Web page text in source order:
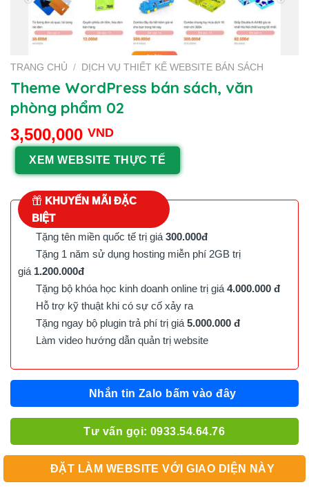
TRANG CHỦ / DỊCH VỤ THIẾT KẾ WEBSITE BÁN SÁCH
Theme WordPress bán sách, văn
phòng phẩm 02
3,500,000 VND
XEM WEBSITE THỰC TẾ
KHUYẾN MÃI ĐẶC
BIỆT
Tặng tên miền quốc tế trị giá 300.000đ
Tặng 1 năm sử dụng hosting miễn phí 2GB trị
giá 1.200.000đ
Tặng bộ khóa học kinh doanh online trị giá 4.000.000 đ
Hỗ trợ kỹ thuật khi có sự cố xảy ra
Tặng ngay bộ plugin trả phí trị giá 5.000.000 đ
Làm video hướng dẫn quản trị website
Nhắn tin Zalo bấm vào đây
Tư vấn gọi: 0933.54.64.76
ĐẶT LÀM WEBSITE VỚI GIAO DIỆN NÀY